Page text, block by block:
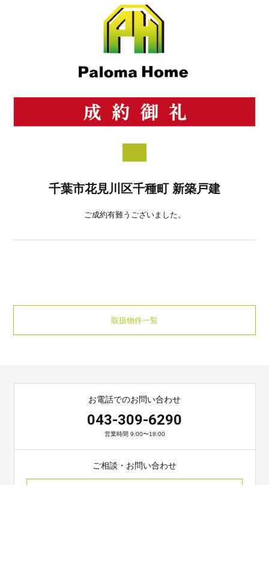
千葉市花見川区千種町 新築戸建
ご成約有難うございました。
取扱物件一覧
お電話でのお問い合わせ
043-309-6290
営業時間 9:00〜18:00
ご相談・お問い合わせ